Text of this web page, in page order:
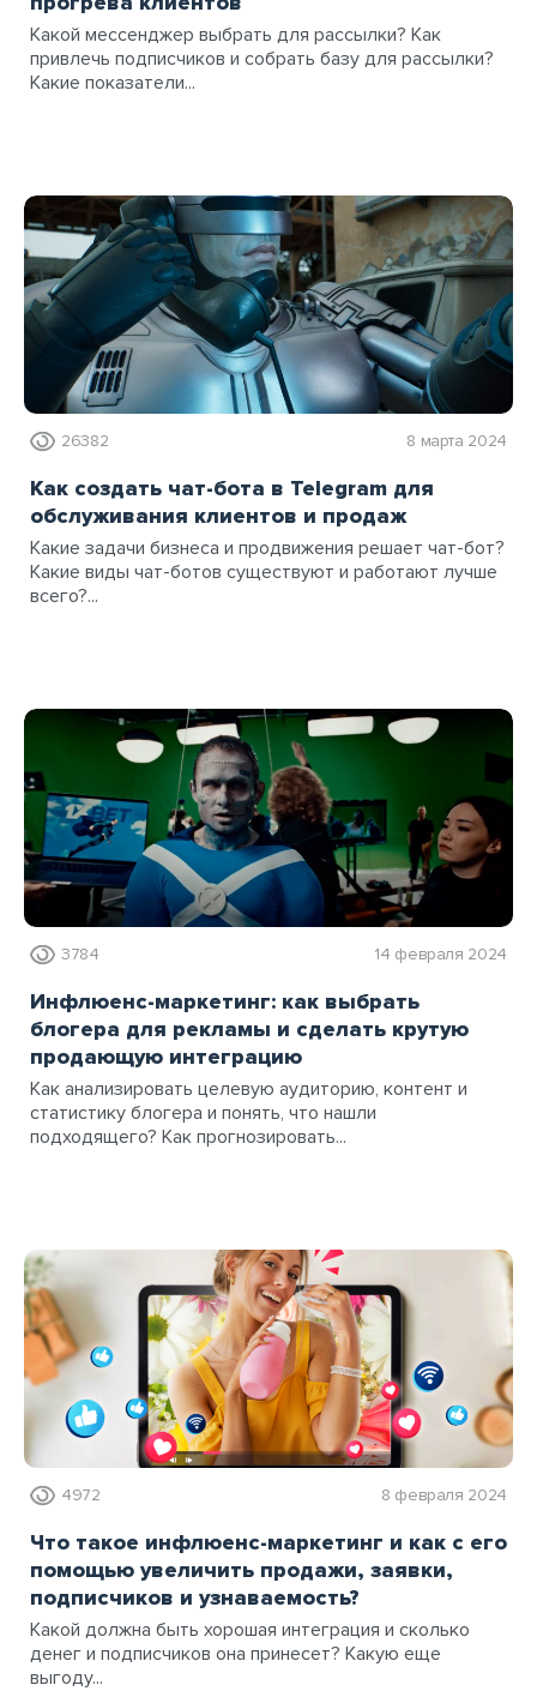
Какой мессенджер выбрать для рассылки? Как
привлечь подписчиков и собрать базу для рассылки?
Какие показатели...
26382 8 марта 2024
Как создать чат-бота в Telegram для
обслуживания клиентов и продаж
Какие задачи бизнеса и продвижения решает чат-бот?
Какие виды чат-ботов существуют и работают лучше
всего?...
3784 14 февраля 2024
Инфлюенс-маркетинг: как выбрать
блогера для рекламы и сделать крутую
продающую интеграцию
Как анализировать целевую аудиторию, контент и
статистику блогера и понять, что нашли
подходящего? Как прогнозировать...
4972 8 февраля 2024
Что такое инфлюенс-маркетинг и как с его
помощью увеличить продажи, заявки,
подписчиков и узнаваемость?
Какой должна быть хорошая интеграция и сколько
денег и подписчиков она принесет? Какую еще
выгоду...